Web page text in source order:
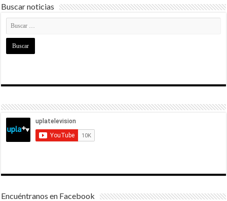
Buscar noticias
Encuéntranos en Facebook